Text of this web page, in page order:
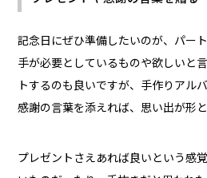
記念日にぜひ準備したいのが、パー
手が必要としているものや欲しいと
トするのも良いですが、手作りアル
感謝の言葉を添えれば、思い出が形と
プレゼントさえあれば良いという感